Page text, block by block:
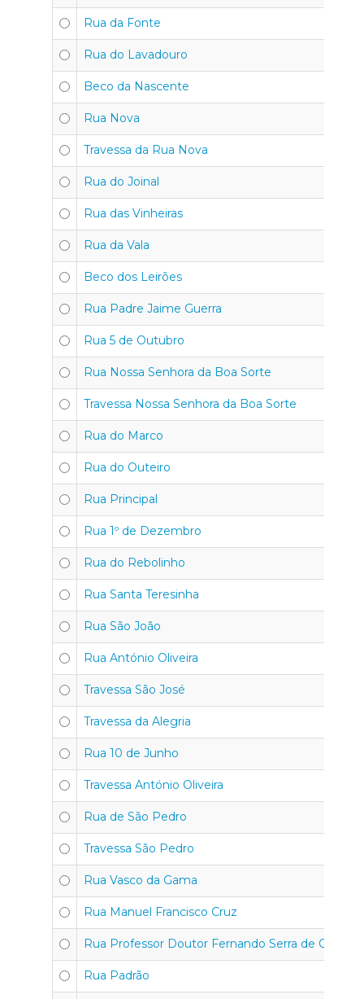
Rua da Fonte
Rua do Lavadouro
Beco da Nascente
Rua Nova
Travessa da Rua Nova
Rua do Joinal
Rua das Vinheiras
Rua da Vala
Beco dos Leirões
Rua Padre Jaime Guerra
Rua 5 de Outubro
Rua Nossa Senhora da Boa Sorte
Travessa Nossa Senhora da Boa Sorte
Rua do Marco
Rua do Outeiro
Rua Principal
Rua 1º de Dezembro
Rua do Rebolinho
Rua Santa Teresinha
Rua São João
Rua António Oliveira
Travessa São José
Travessa da Alegria
Rua 10 de Junho
Travessa António Oliveira
Rua de São Pedro
Travessa São Pedro
Rua Vasco da Gama
Rua Manuel Francisco Cruz
Rua Professor Doutor Fernando Serra de Oliveira
Rua Padrão